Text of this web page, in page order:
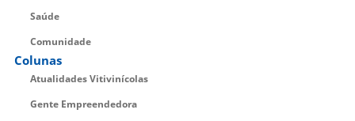
Saúde
Comunidade
Colunas
Atualidades Vitivinícolas
Gente Empreendedora